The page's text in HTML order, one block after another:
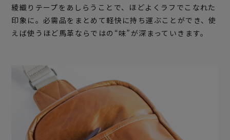
綾織りテープをあしらうことで、ほどよくラフでこなれた
印象に。必需品をまとめて軽快に持ち運ぶことができ、使
えば使うほど馬革ならではの“味”が深まっていきます。